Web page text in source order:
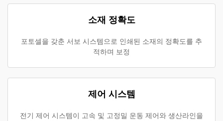
소재 정확도
포토셀을 갖춘 서보 시스템으로 인쇄된 소재의 정확도를 추
적하며 보정
제어 시스템
전기 제어 시스템이 고속 및 고정밀 운동 제어와 생산라인을